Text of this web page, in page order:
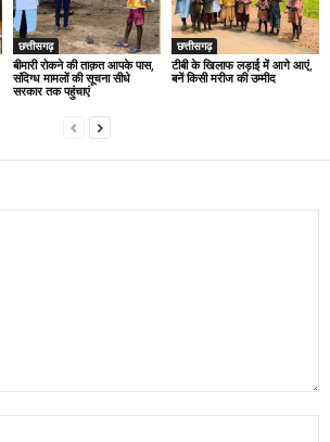
छत्तीसगढ़
बीमारी रोकने की ताक़त आपके पास,
संदिग्ध मामलों की सूचना सीधे
सरकार तक पहुंचाएं
छत्तीसगढ़
टीबी के खिलाफ लड़ाई में आगे आएं,
बनें किसी मरीज की उम्मीद